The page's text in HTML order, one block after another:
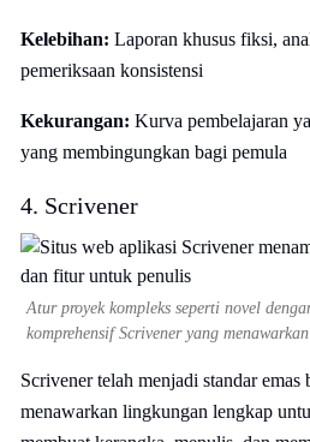
Kelebihan: Laporan khusus fiksi,
pemeriksaan konsistensi
Kekurangan: Kurva pembelajaran
yang membingungkan bagi pemula
4. Scrivener
Atur proyek kompleks seperti novel
komprehensif Scrivener yang
Scrivener telah menjadi standar emas
menawarkan lingkungan lengkap